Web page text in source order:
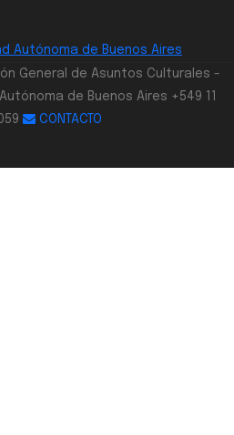
General de Asuntos Culturales -
de Buenos Aires +549 11
CONTACTO